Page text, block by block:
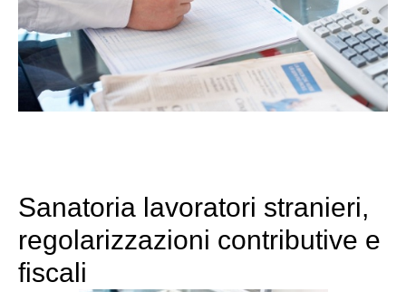
Sanatoria lavoratori stranieri,
regolarizzazioni contributive e
fiscali